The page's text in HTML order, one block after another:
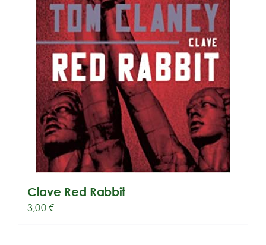
Clave Red Rabbit
3,00€